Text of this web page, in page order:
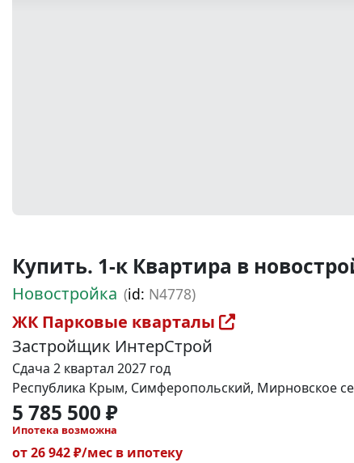
Купить. 1-к Квартира в
Новостройка (id: N4778)
ЖК Парковые кварталы
Застройщик ИнтерСтрой
Сдача 2 квартал 2027 год
Республика Крым, Симферопольский, Мирновское
5 785 500 ₽
Ипотека возможна
от 26 942 ₽/мес в ипотеку